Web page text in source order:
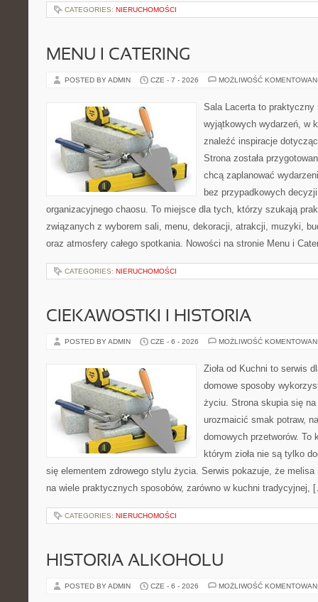
CATEGORIES: NIERUCHOMOŚCI
MENU I CATERING
POSTED BY ADMIN CZE - 7 - 2026 MOŻLIWOŚĆ
Sala Lacerta to praktyczny
wyjątkowych wydarzeń, w
znaleźć inspiracje
Strona została
chcą zaplanować
bez przypadkowych
organizacyjnego chaosu. To miejsce dla tych, którzy szukają
związanych z wyborem sali, menu, dekoracji, atrakcji, muzyki,
oraz atmosfery całego spotkania. Nowości na stronie Menu i
CATEGORIES: NIERUCHOMOŚCI
CIEKAWOSTKI I HISTORIA
POSTED BY ADMIN CZE - 6 - 2026 MOŻLIWOŚĆ
Zioła od Kuchni to serwis
domowe sposoby
życiu. Strona skupia się
urozmaicić smak potraw,
domowych przetworów. To
którym zioła nie są tylko
się elementem zdrowego stylu życia. Serwis pokazuje, że
na wiele praktycznych sposobów, zarówno w kuchni tradycyjnej,
CATEGORIES: NIERUCHOMOŚCI
HISTORIA ALKOHOLU
POSTED BY ADMIN CZE - 6 - 2026 MOŻLIWOŚĆ